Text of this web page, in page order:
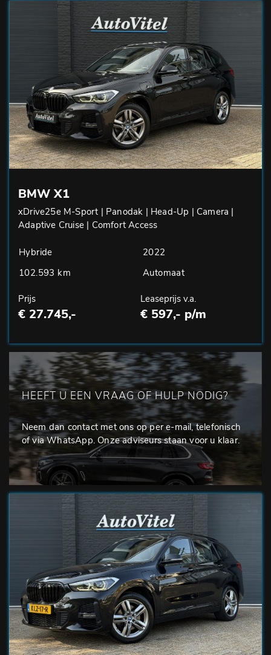
BMW X1
xDrive25e M-Sport | Panodak | Head-Up | Camera |
Adaptive Cruise | Comfort Access
Hybride
2022
102.593 km
Automaat
Prijs
€ 27.745,-
Leaseprijs v.a.
€ 597,- p/m
HEEFT U EEN VRAAG OF HULP NODIG?
Neem dan contact met ons op per e-mail, telefonisch
of via WhatsApp. Onze adviseurs staan voor u klaar.